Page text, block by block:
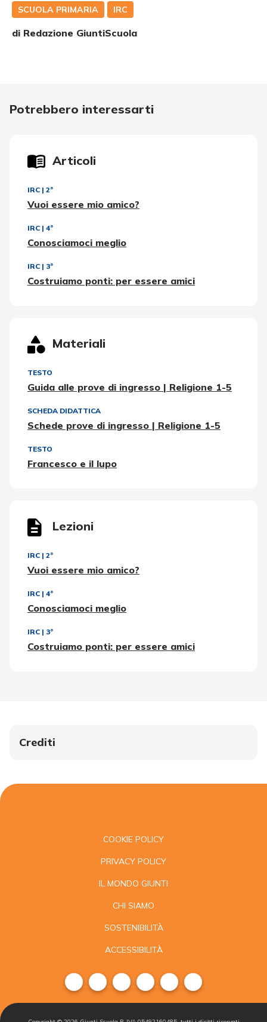
SCUOLA PRIMARIA IRC
di Redazione GiuntiScuola
Potrebbero interessarti
Articoli
IRC | 2ª
Vuoi essere mio amico?
IRC | 4ª
Conosciamoci meglio
IRC | 3ª
Costruiamo ponti: per essere amici
Materiali
TESTO
Guida alle prove di ingresso | Religione 1-5
SCHEDA DIDATTICA
Schede prove di ingresso | Religione 1-5
TESTO
Francesco e il lupo
Lezioni
IRC | 2ª
Vuoi essere mio amico?
IRC | 4ª
Conosciamoci meglio
IRC | 3ª
Costruiamo ponti: per essere amici
Crediti
COOKIE POLICY
PRIVACY POLICY
IL MONDO GIUNTI
CHI SIAMO
SOSTENIBILITÀ
ACCESSIBILITÀ